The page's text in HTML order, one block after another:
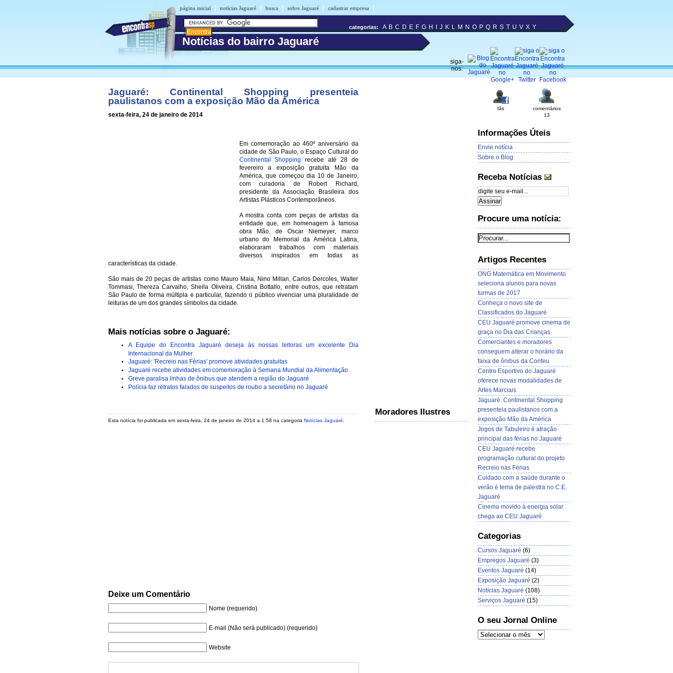
página inicial | notícias Jaguaré | busca | sobre Jaguaré | cadastrar empresa |
Notícias do bairro Jaguaré
siga-
nos:
categorias: A B C D E F G H J K L M N O P Q R S T U V X Y
Jaguaré: Continental Shopping presenteia
paulistanos com a exposição Mão da América
sexta-feira, 24 de janeiro de 2014
Em comemoração ao 460º aniversário da
cidade de São Paulo, o Espaço Cultural do
Continental Shopping recebe até 28 de
fevereiro a exposição gratuita Mão da
América, que começou dia 10 de Janeiro,
com curadoria de Robert Richard,
presidente da Associação Brasileira dos
Artistas Plásticos Contemporâneos.
A mostra conta com peças de artistas da
entidade que, em homenagem à famosa
obra Mão, de Oscar Niemeyer, marco
urbano do Memorial da América Latina,
elaboraram trabalhos com materiais
diversos inspirados em todas as
características da cidade.
São mais de 20 peças de artistas como Mauro Maia, Nino Millan, Carlos Dercoles, Walter
Tommasi, Thereza Carvalho, Sheila Oliveira, Cristina Bottallo, entre outros, que retratam
São Paulo de forma múltipla e particular, fazendo o público vivenciar uma pluralidade de
leituras de um dos grandes símbolos da cidade.
Mais notícias sobre o Jaguaré:
A Equipe do Encontra Jaguaré deseja às nossas leitoras um excelente Dia
Internacional da Mulher
Jaguaré: 'Recreio nas Férias' promove atividades gratuitas
Jaguaré recebe atividades em comemoração à Semana Mundial da Alimentação
Greve paralisa linhas de ônibus que atendem a região do Jaguaré
Polícia faz retratos falados de suspeitos de roubo a secretário no Jaguaré
Esta notícia foi publicada em sexta-feira, 24 de janeiro de 2014 a 1:58 na categoria Notícias Jaguaré
Deixe um Comentário
Nome (requerido)
E-mail (Não será publicado) (requerido)
Website
Moradores Ilustres
fãs
comentários
13
Informações Úteis
Envie notícia
Sobre o Blog
Receba Notícias
Procure uma notícia:
Artigos Recentes
ONG Matemática em Movimento
seleciona alunos para novas
turmas de 2017
Conheça o novo site de
Classificados do Jaguaré
CEU Jaguaré promove cinema de
graça no Dia das Crianças
Comerciantes e moradores
conseguem alterar o horário da
faixa de ônibus da Corifeu
Centro Esportivo do Jaguaré
oferece novas modalidades de
Artes Marciais
Jaguaré: Continental Shopping
presenteia paulistanos com a
exposição Mão da América
Jogos de Tabuleiro é atração
principal das férias no Jaguaré
CEU Jaguaré recebe
programação cultural do projeto
Recreio nas Férias
Cuidado com a saúde durante o
verão é tema de palestra no C.E.
Jaguaré
Cinema movido à energia solar
chega ao CEU Jaguaré
Categorias
Cursos Jaguaré (6)
Empregos Jaguaré (3)
Eventos Jaguaré (14)
Exposição Jaguaré (2)
Notícias Jaguaré (108)
Serviços Jaguaré (15)
O seu Jornal Online